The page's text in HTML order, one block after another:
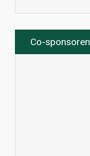
Co-sponsoren